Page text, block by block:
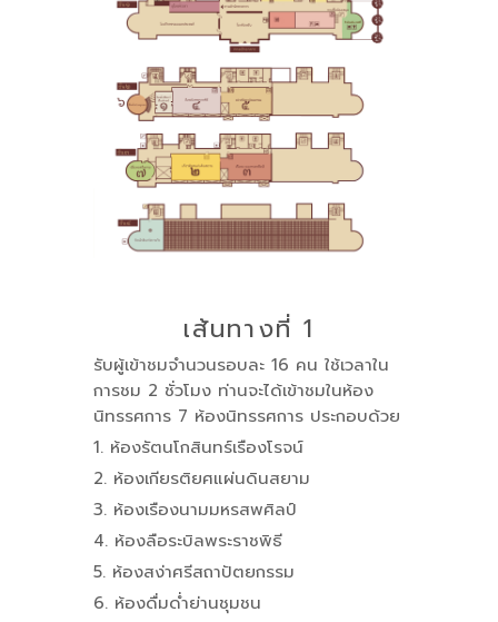
เส้นทางที่ 1
รับผู้เข้าชมจำนวนรอบละ 16 คน ใช้เวลาใน
การชม 2 ชั่วโมง ท่านจะได้เข้าชมในห้อง
นิทรรศการ 7 ห้องนิทรรศการ ประกอบด้วย
1. ห้องรัตนโกสินทร์เรืองโรจน์
2. ห้องเกียรติยศแผ่นดินสยาม
3. ห้องเรืองนามมหรสพศิลป์
4. ห้องลือระบิลพระราชพิธี
5. ห้องสง่าศรีสถาปัตยกรรม
6. ห้องดื่มด่ำย่านชุมชน